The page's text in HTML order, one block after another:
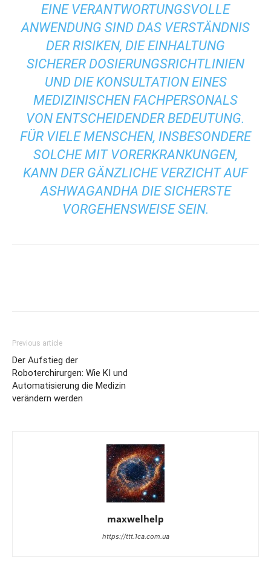
EINE VERANTWORTUNGSVOLLE
ANWENDUNG SIND DAS VERSTÄNDNIS
DER RISIKEN, DIE EINHALTUNG
SICHERER DOSIERUNGSRICHTLINIEN
UND DIE KONSULTATION EINES
MEDIZINISCHEN FACHPERSONALS
VON ENTSCHEIDENDER BEDEUTUNG.
FÜR VIELE MENSCHEN, INSBESONDERE
SOLCHE MIT VORERKRANKUNGEN,
KANN DER GÄNZLICHE VERZICHT AUF
ASHWAGANDHA DIE SICHERSTE
VORGEHENSWEISE SEIN.
Previous article
Der Aufstieg der
Roboterchirurgen: Wie KI und
Automatisierung die Medizin
verändern werden
maxwelhelp
https://ttt.1ca.com.ua